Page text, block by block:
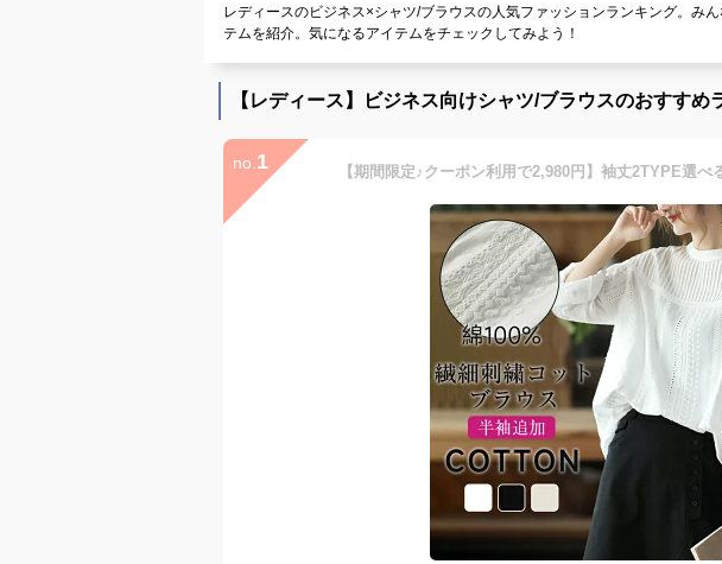
レディースのビジネス×シャツ/ブラウスの人気ファッションランキング。み
テムを紹介。気になるアイテムをチェックしてみよう！
【レディース】ビジネス向けシャツ/ブラウスのおすすめ
no. 1